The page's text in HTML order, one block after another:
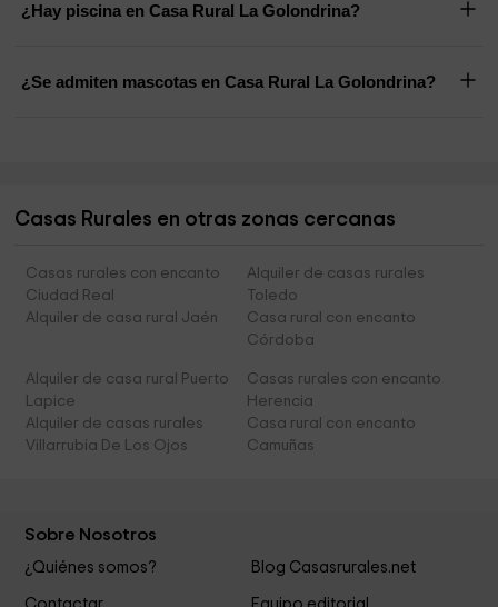
¿Hay piscina en Casa Rural La Golondrina?
¿Se admiten mascotas en Casa Rural La Golondrina?
Casas Rurales en otras zonas cercanas
Casas rurales con encanto
Ciudad Real
Alquiler de casas rurales
Toledo
Alquiler de casa rural Jaén
Casa rural con encanto
Córdoba
Alquiler de casa rural Puerto
Lapice
Casas rurales con encanto
Herencia
Alquiler de casas rurales
Villarrubia De Los Ojos
Casa rural con encanto
Camuñas
Sobre Nosotros
¿Quiénes somos? Blog Casasrurales.net